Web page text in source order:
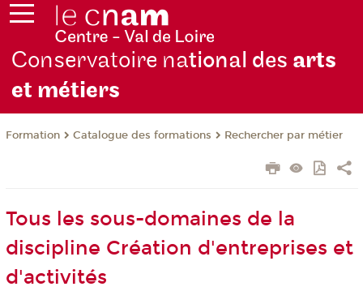
Conservatoire national des arts
et métiers
Formation Catalogue des formations Rechercher par métier
Tous les sous-domaines de la
discipline Création d'entreprises et
d'activités